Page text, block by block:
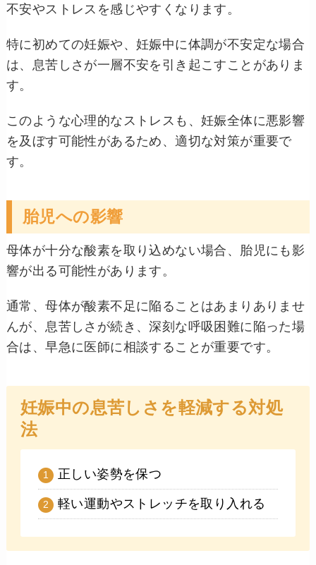
不安やストレスを感じやすくなります。
特に初めての妊娠や、妊娠中に体調が不安定な場合
は、息苦しさが一層不安を引き起こすことがありま
す。
このような心理的なストレスも、妊娠全体に悪影響
を及ぼす可能性があるため、適切な対策が重要で
す。
胎児への影響
母体が十分な酸素を取り込めない場合、胎児にも影
響が出る可能性があります。
通常、母体が酸素不足に陥ることはあまりありませ
んが、息苦しさが続き、深刻な呼吸困難に陥った場
合は、早急に医師に相談することが重要です。
妊娠中の息苦しさを軽減する対処
法
正しい姿勢を保つ
軽い運動やストレッチを取り入れる